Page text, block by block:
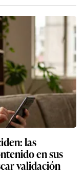
las
en sus
validación